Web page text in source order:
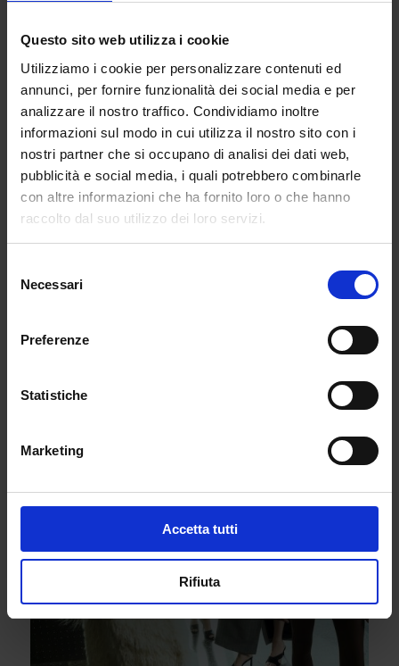
Questo sito web utilizza i cookie
Utilizziamo i cookie per personalizzare contenuti ed
annunci, per fornire funzionalità dei social media e per
analizzare il nostro traffico. Condividiamo inoltre
informazioni sul modo in cui utilizza il nostro sito con i
nostri partner che si occupano di analisi dei dati web,
pubblicità e social media, i quali potrebbero combinarle
con altre informazioni che ha fornito loro o che hanno
raccolto dal suo utilizzo dei loro servizi.
delNecessari
Preferenze
Statistiche
Marketing
Accetta tutti
Rifiuta
riapproda nella città meneghina per la
di Elisabetta Franchi, assente nell’ultima edizione, e
di Francesca Liberatore. Domenica
londinese dalle origini etiopi Feben, che nasce
come forma di escapismo, esplorando temi quali
estetica e consapevolezza dell’identità nera,
sfaccettata e multidimensionale.